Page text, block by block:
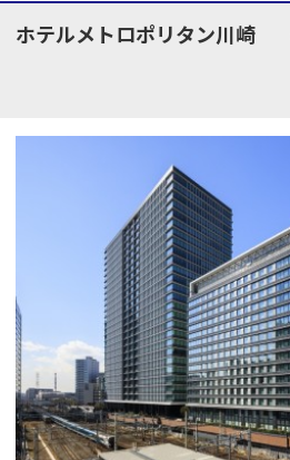
ホテルメトロポリタン川崎